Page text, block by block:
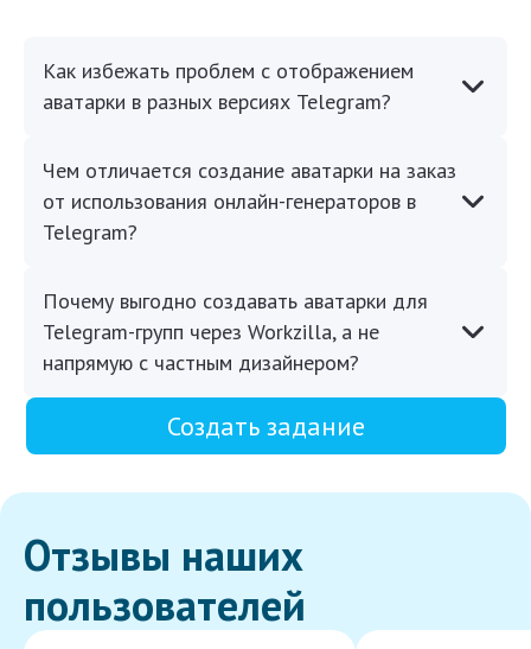
Как избежать проблем с отображением
аватарки в разных версиях Telegram?
Чем отличается создание аватарки на заказ
от использования онлайн-генераторов в
Telegram?
Почему выгодно создавать аватарки для
Telegram-групп через Workzilla, а не
напрямую с частным дизайнером?
Создать задание
Отзывы наших
пользователей